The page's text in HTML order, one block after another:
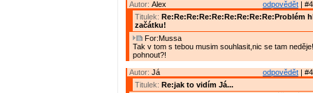
odpovědět |
Autor: Alex
Titulek: Re:Re:Re:Re:Re:Re:Re:Re:Re:Problém
začátku!
For:Mussa
Tak v tom s tebou musim souhlasit,nic se tam
pohnout?!
odpovědět |
Autor: Já
Titulek: Re:jak to vidím Já...